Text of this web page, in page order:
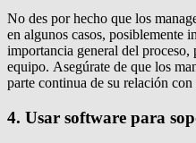
No des por hecho que los
en algunos casos, posiblemente
importancia general del proceso,
equipo. Asegúrate de que los
parte continua de su relación
4. Usar software para